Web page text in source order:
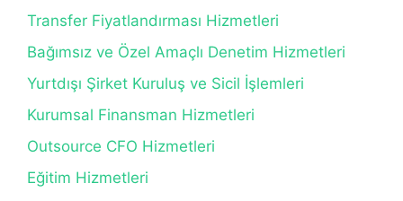
Transfer Fiyatlandırması Hizmetleri
Bağımsız ve Özel Amaçlı Denetim Hizmetleri
Yurtdışı Şirket Kuruluş ve Sicil İşlemleri
Kurumsal Finansman Hizmetleri
Outsource CFO Hizmetleri
Eğitim Hizmetleri